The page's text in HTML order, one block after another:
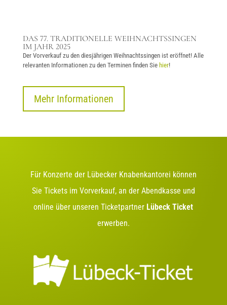
DAS 77. TRADITIONELLE WEIHNACHTSSINGEN
IM JAHR 2025
Der Vorverkauf zu den diesjährigen Weihnachtssingen ist eröffnet! Alle
relevanten Informationen zu den Terminen finden Sie hier!
Mehr Informationen
Für Konzerte der Lübecker Knabenkantorei können
Sie Tickets im Vorverkauf, an der Abendkasse und
online über unseren Ticketpartner Lübeck Ticket
erwerben.